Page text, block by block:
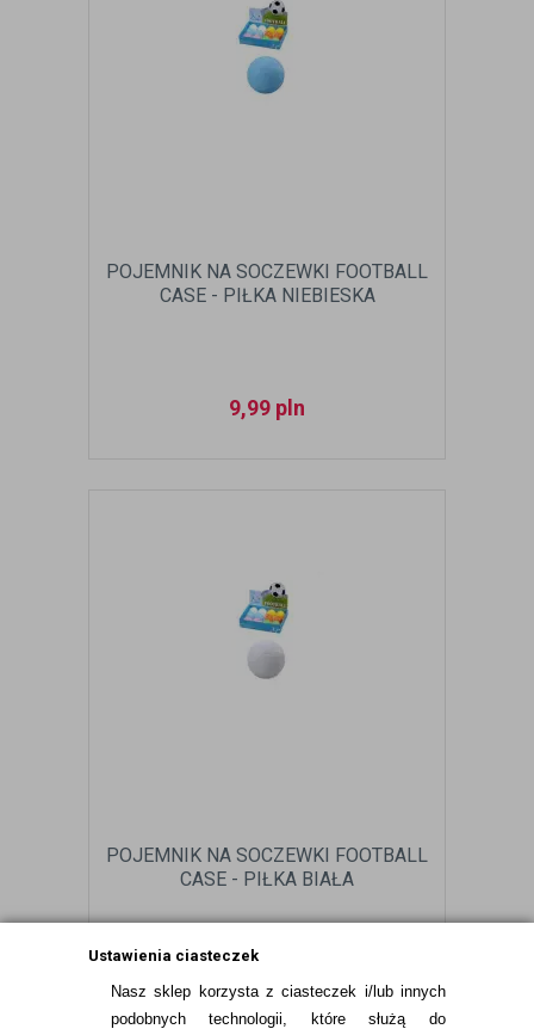
Ustawienia ciasteczek
Nasz sklep korzysta z ciasteczek i/lub innych
podobnych technologii, które służą do
POJEMNIK NA SOCZEWKI FOOTBALL
CASE - PIŁKA NIEBIESKA
9,99 pln
POJEMNIK NA SOCZEWKI FOOTBALL
CASE - PIŁKA BIAŁA
9,99 pln